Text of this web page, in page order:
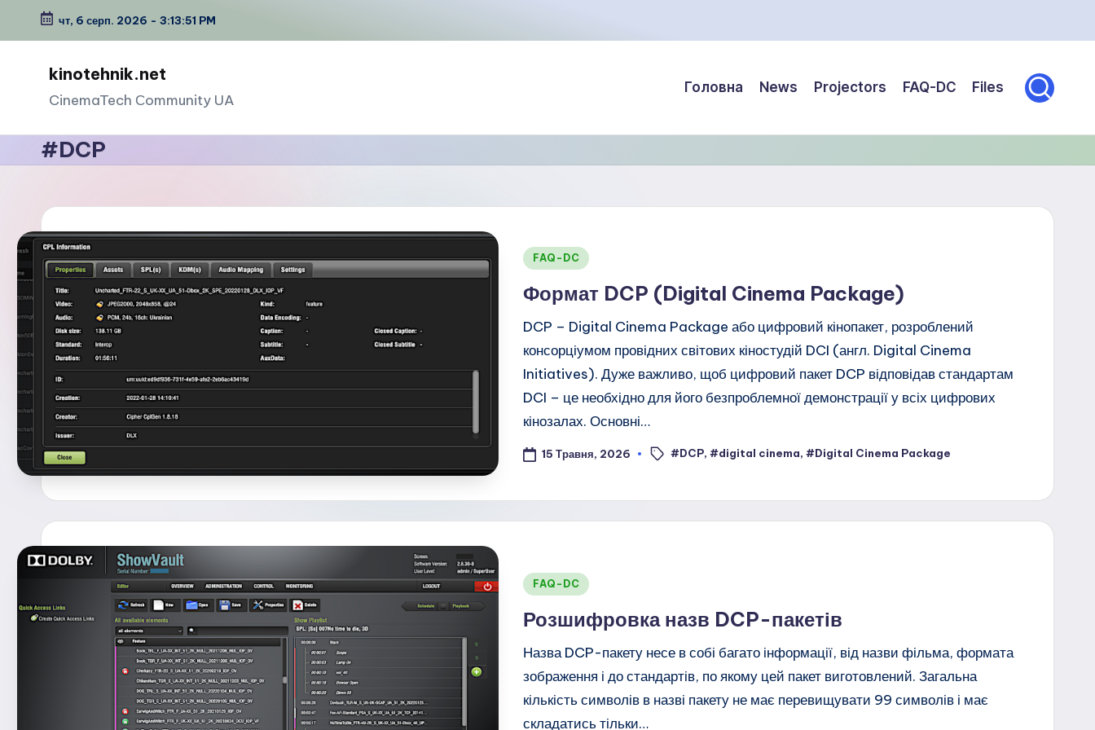
Перейти
чт, 6 серп. 2026 - 3:13:51 PM
kinotehnik.net
CinemaTech Сommunity UA
Головна News Projectors FAQ-DC Files
#DCP
Опубліковано
FAQ-DC
Формат DCP (Digital Cinema Package)
DCP – Digital Cinema Package або цифровий кінопакет, розроблений
консорціумом провідних світових кіностудій DCI (англ. Digital Cinema
Initiatives). Дуже важливо, щоб цифровий пакет DCP відповідав стандартам
DCI – це необхідно для його безпроблемної демонстрації у всіх цифрових
кінозалах. Основні…
15 Травня, 2026
Позначки: #DCP,#digital cinema,#Digital Cinema Package
Опубліковано
FAQ-DC
Розшифровка назв DCP-пакетів
Назва DCP-пакету несе в собі багато інформації, від назви фільма, формата
зображення і до стандартів, по якому цей пакет виготовлений. Загальна
кількість символів в назві пакету не має перевищувати 99 символів і має
складатись тільки…